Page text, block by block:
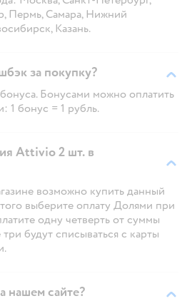
Пермь, Самара, Нижний
Казань.
за покупку?
Бонусами можно оплатить
1 бонус = 1 рубль.
Attivio 2 шт. в
возможно купить данный
выберите оплату Долями при
одну четверть от суммы
три будут списываться с карты
нашем сайте?